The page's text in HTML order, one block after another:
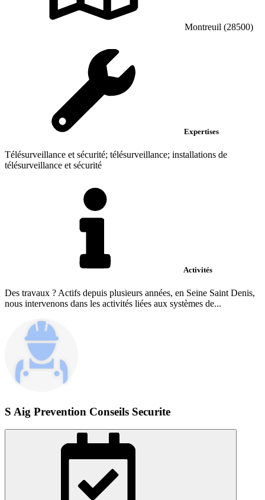
Montreuil (28500)
Expertises
Télésurveillance et sécurité; télésurveillance; installations de
télésurveillance et sécurité
Activités
Des travaux ? Actifs depuis plusieurs années, en Seine Saint Denis,
nous intervenons dans les activités liées aux systèmes de...
S Aig Prevention Conseils Securite